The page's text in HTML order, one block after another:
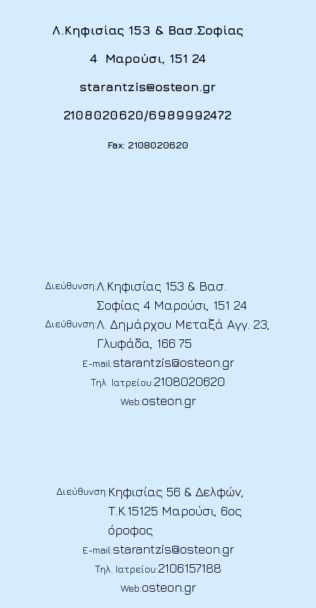
Λ.Κηφισίας 153 & Βασ.Σοφίας
4 Μαρούσι, 151 24
starantzis@osteon.gr
2108020620/6989992472
Fax: 2108020620
Διεύθυνση:Λ.Κηφισίας 153 & Βασ.
Σοφίας 4 Μαρούσι, 151 24
Διεύθυνση:Λ. Δημάρχου Μεταξά Αγγ. 23,
Γλυφάδα, 166 75
E-mail:starantzis@osteon.gr
Τηλ. Ιατρείου:2108020620
Web:osteon.gr
Διεύθυνση:Κηφισίας 56 & Δελφών,
Τ.Κ.15125 Μαρούσι, 6ος
όροφος
E-mail:starantzis@osteon.gr
Τηλ. Ιατρείου:2106157188
Web:osteon.gr